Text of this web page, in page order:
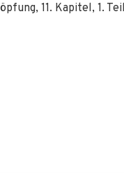
11. Kapitel, 1. Teil